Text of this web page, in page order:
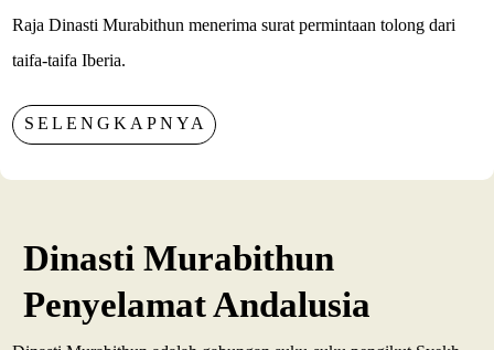
Raja Dinasti Murabithun menerima surat permintaan tolong dari
taifa-taifa Iberia.
SELENGKAPNYA
Dinasti Murabithun
Penyelamat Andalusia